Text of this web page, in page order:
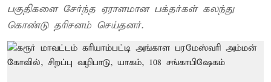
பகுதிகளை சேர்ந்த ஏராளமான பக்தர்கள் கலந்து
கொண்டு தரிசனம் செய்தனர்.